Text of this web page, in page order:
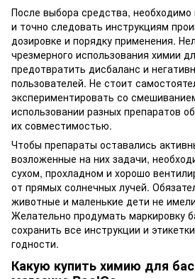
После выбора средства, необходимо
и точно следовать инструкциям
дозировке и порядку применения.
чрезмерного использования химии
предотвратить дисбаланс и
пользователей. Не стоит
экспериментировать со
использовании разных препаратов
их совместимостью.
Чтобы препараты оставались
возложенные на них задачи,
сухом, прохладном и хорошо
от прямых солнечных лучей.
животные и маленькие дети не
Желательно продумать маркировку
сохранить все инструкции и
годности.
Какую купить химию для